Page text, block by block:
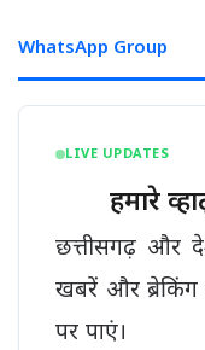
WhatsApp Group
LIVE UPDATES
हमारे
छत्तीसगढ़ और
खबरें और ब्रेकिंग
पर पाएं।